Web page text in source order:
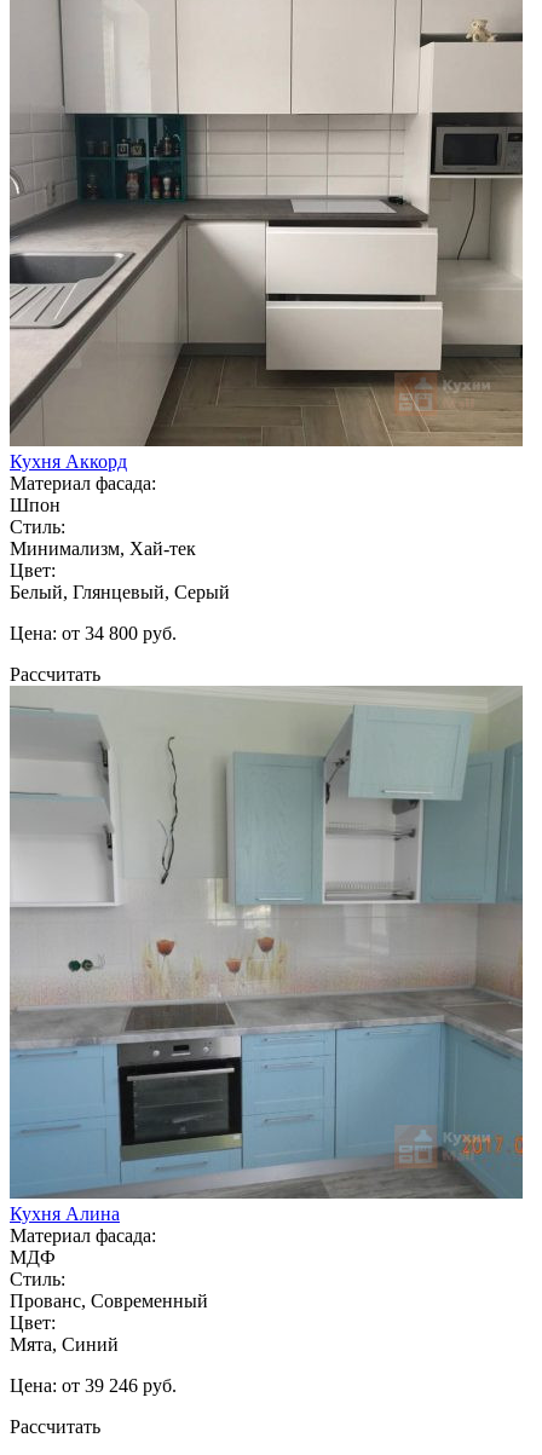
Кухня Аккорд
Материал фасада:
Шпон
Стиль:
Минимализм, Хай-тек
Цвет:
Белый, Глянцевый, Серый
Цена: от 34 800 руб.
Рассчитать
Кухня Алина
Материал фасада:
МДФ
Стиль:
Прованс, Современный
Цвет:
Мята, Синий
Цена: от 39 246 руб.
Рассчитать